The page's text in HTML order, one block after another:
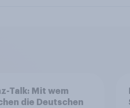
Talk: Mit wem
die Deutschen